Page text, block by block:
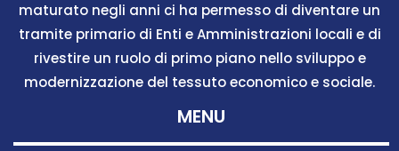
maturato negli anni ci ha permesso di diventare un
tramite primario di Enti e Amministrazioni locali e di
rivestire un ruolo di primo piano nello sviluppo e
modernizzazione del tessuto economico e sociale.
MENU